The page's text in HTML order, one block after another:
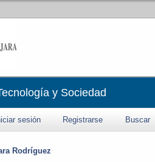
y Sociedad
sesión Registrarse Buscar
Rodríguez